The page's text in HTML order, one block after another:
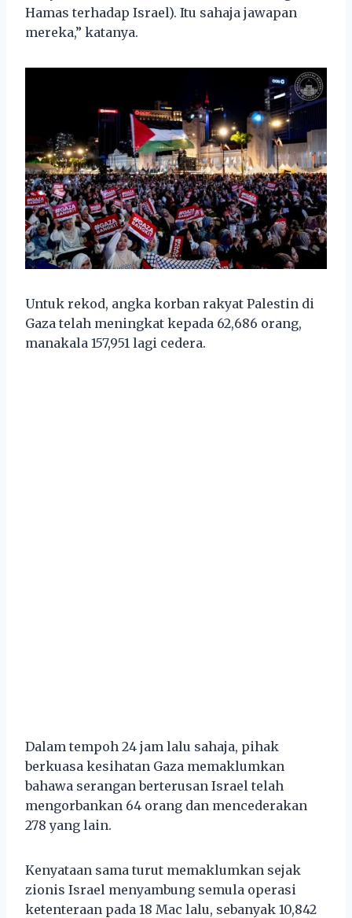
Hamas terhadap Israel). Itu sahaja jawapan
mereka,” katanya.
Untuk rekod, angka korban rakyat Palestin di
Gaza telah meningkat kepada 62,686 orang,
manakala 157,951 lagi cedera.
Dalam tempoh 24 jam lalu sahaja, pihak
berkuasa kesihatan Gaza memaklumkan
bahawa serangan berterusan Israel telah
mengorbankan 64 orang dan mencederakan
278 yang lain.
Kenyataan sama turut memaklumkan sejak
zionis Israel menyambung semula operasi
ketenteraan pada 18 Mac lalu, sebanyak 10,842